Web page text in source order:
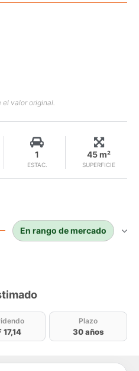
valor original.
ESTAC.
1
SUPERFICIE
45 m²
En rango de mercado
estimado
17,14
Plazo
30 años